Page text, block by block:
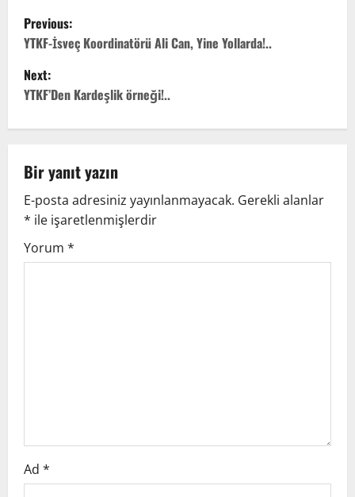
P
o
s
a
v
i
n
Previous:
YTKF-İsveç Koordinatörü Ali Can, Yine Yollarda!..
Next:
YTKF’Den Kardeşlik örneği!..
Bir yanıt yazın
E-posta adresiniz yayınlanmayacak. Gerekli alanlar
* ile işaretlenmişlerdir
Yorum *
Ad *